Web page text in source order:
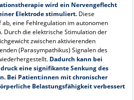
wird ein Nervengeflecht
Elektrode stimuliert.Diese
eine Fehlregulation im autonomen
Durch die elektrische Stimulation der
zwischen aktivierenden
(Parasympathikus) Signalen des
Dadurch kann bei
eine signifikante Senkung des
Bei Patient:innen mit chronischer
Belastungsfähigkeit verbessert